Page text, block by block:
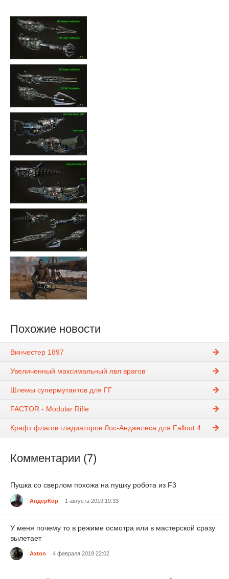
Похожие новости
Винчестер 1897
Увеличенный максимальный лвл врагов
Шлемы супермутантов для ГГ
FACTOR - Modular Rifle
Крафт флагов гладиаторов Лос-Анджелеса для Fallout 4
Комментарии (7)
Пушка со сверлом похожа на пушку робота из F3
АндерКор 1 августа 2019 19:33
У меня почему то в режиме осмотра или в мастерской сразу
вылетает
Axton 4 февраля 2019 22:02